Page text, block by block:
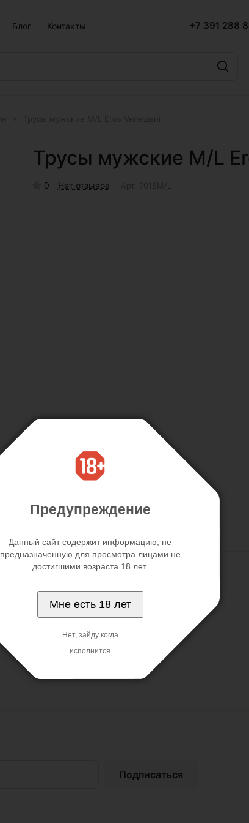
Блог Контакты +7 391 288
Трусы мужские M/L
0 Нет отзывов
Подписаться
Предупреждение
Данный сайт содержит информацию, не
предназначенную для просмотра лицами не
достигшими возраста 18 лет.
Мне есть 18 лет
Нет, зайду когда
исполнится